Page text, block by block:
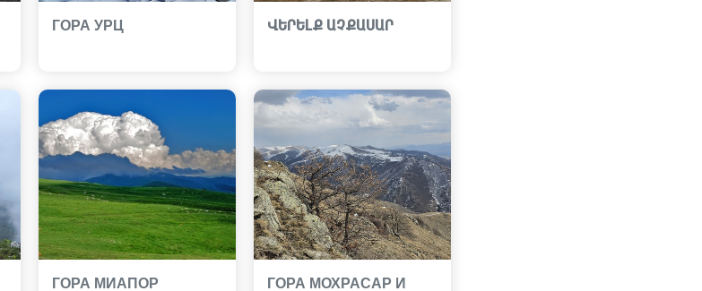
ГОРА УРЦ ՎԵՐԵԼՔ ԱՉՔԱՍԱՐ
ГОРА МИАПОР
ГОРА МОХРАСАР И